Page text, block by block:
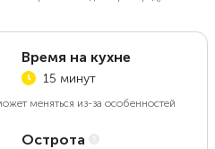
Время на кухне
15 минут
меняться из-за особенностей
Острота